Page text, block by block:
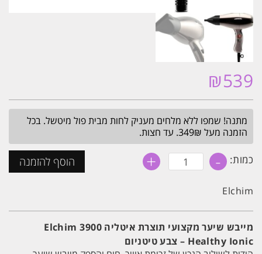
₪539
מתנה! שמפו ללא מלחים מעניק לחות מבית פול מיטשל. בכל
הזמנה מעל 349₪. עד חצות.
כמות: - כמות
של
איטליה
3900
Elchim
Healthy
Ionic
+ הוסף להזמנה
Elchim
מייבש שיער מקצועי תוצרת איטליה 3900 Elchim
Healthy Ionic – צבע טיטניום